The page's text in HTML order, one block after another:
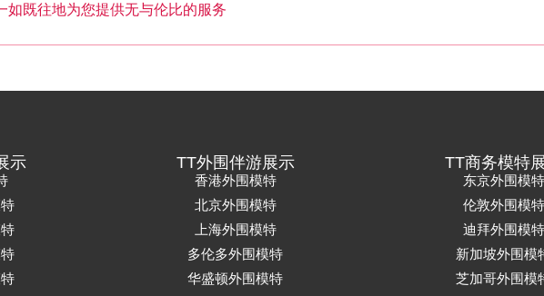
如既往地为您提供无与伦比的服务
示 TT外围伴游展示
香港外围模特
北京外围模特
上海外围模特
多伦多外围模特
华盛顿外围模特
TT商务模特
东京外围模特
伦敦外围模特
迪拜外围模特
新加坡外围模
芝加哥外围模